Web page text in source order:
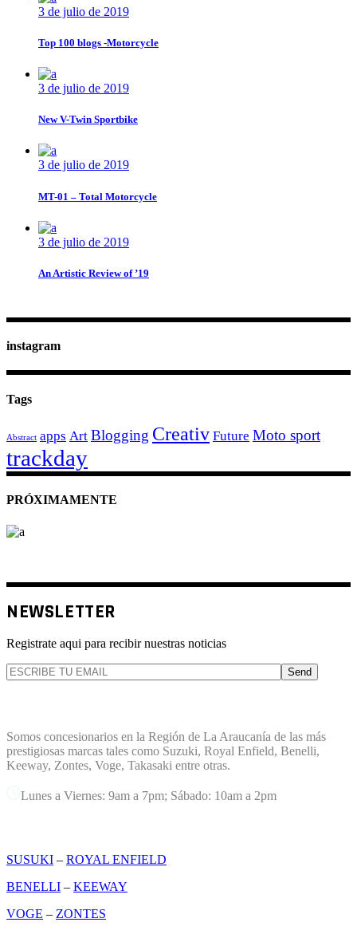
3 de julio de 2019
Top 100 blogs -Motorcycle
3 de julio de 2019
New V-Twin Sportbike
3 de julio de 2019
MT-01 – Total Motorcycle
3 de julio de 2019
An Artistic Review of ’19
instagram
Tags
Abstract apps Art Blogging Creativ Future Moto sport
trackday
PRÓXIMAMENTE
NEWSLETTER
Registrate aqui para recibir nuestras noticias
Send
Somos concesionarios en la Región de La Araucanía de las más
prestigiosas marcas tales como Suzuki, Royal Enfield, Benelli,
Keeway, Zontes, Voge, Takasaki entre otras.
Lunes a Viernes: 9am a 7pm; Sábado: 10am a 2pm
SUSUKI – ROYAL ENFIELD
BENELLI – KEEWAY
VOGE – ZONTES